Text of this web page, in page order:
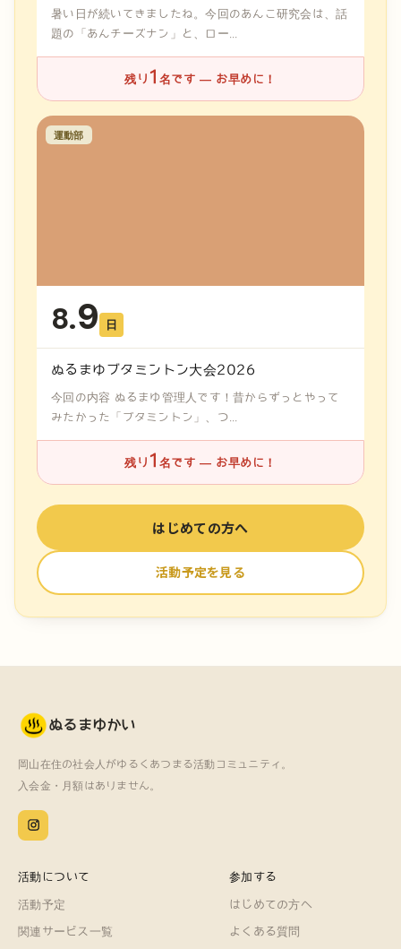
暑い日が続いてきましたね。今回のあんこ研究会は、話
題の「あんチーズナン」と、ロー...
残り 1 名です — お早めに！
運動部
8.9 日
ぬるまゆブタミントン大会2026
今回の内容 ぬるまゆ管理人です！昔からずっとやって
みたかった「ブタミントン」、つ...
残り 1 名です — お早めに！
はじめての方へ
活動予定を見る
ぬるまゆかい
岡山在住の社会人がゆるくあつまる活動コミュニティ。
入会金・月額はありません。
活動について
活動予定
関連サービス一覧
参加する
はじめての方へ
よくある質問